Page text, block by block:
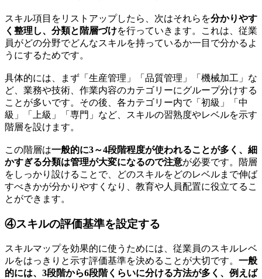
スキル項目をリストアップしたら、次はそれらを分かりやす
く整理し、分類と階層づけを行っていきます。これは、従業
員がどの分野でどんなスキルを持っているか一目で分かるよ
うにするためです。
具体的には、まず「生産管理」「品質管理」「機械加工」な
ど、業務や技術、作業内容のカテゴリーにグループ分けする
ことが多いです。その後、各カテゴリー内で「初級」「中
級」「上級」「専門」など、スキルの習熟度やレベルを示す
階層を設けます。
この階層は一般的に3～4段階程度が使われることが多く、細
かすぎる分類は管理が大変になるので注意が必要です。階層
をしっかり設けることで、どのスキルをどのレベルまで伸ば
すべきかが分かりやすくなり、教育や人員配置に役立てるこ
とができます。
④スキルの評価基準を設定する
スキルマップを効果的に使うためには、従業員のスキルレベ
ルをはっきりと示す評価基準を決めることが大切です。 一般
的には、3段階から6段階くらいに分ける方法が多く、例えば